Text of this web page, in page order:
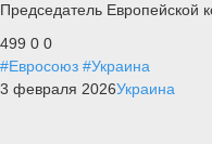
Председатель Европейской
499 0 0
#Евросоюз #Украина
3 февраля 2026Украина